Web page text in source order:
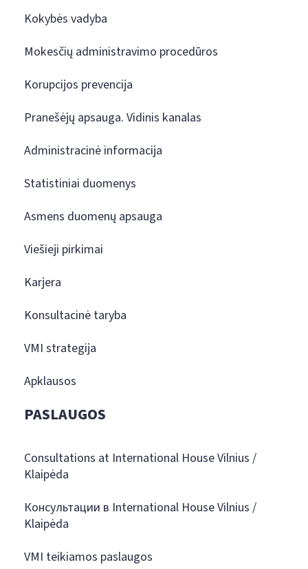
Kokybės vadyba
Mokesčių administravimo procedūros
Korupcijos prevencija
Pranešėjų apsauga. Vidinis kanalas
Administracinė informacija
Statistiniai duomenys
Asmens duomenų apsauga
Viešieji pirkimai
Karjera
Konsultacinė taryba
VMI strategija
Apklausos
PASLAUGOS
Consultations at International House Vilnius /
Klaipėda
Консультации в International House Vilnius /
Klaipėda
VMI teikiamos paslaugos